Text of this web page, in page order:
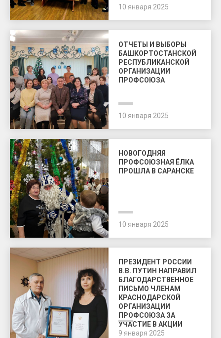
10 января 2025
ОТЧЕТЫ И ВЫБОРЫ
БАШКОРТОСТАНСКОЙ
РЕСПУБЛИКАНСКОЙ
ОРГАНИЗАЦИИ
ПРОФСОЮЗА
10 января 2025
НОВОГОДНЯЯ
ПРОФСОЮЗНАЯ ЁЛКА
ПРОШЛА В САРАНСКЕ
10 января 2025
ПРЕЗИДЕНТ РОССИИ
В.В. ПУТИН НАПРАВИЛ
БЛАГОДАРСТВЕННОЕ
ПИСЬМО ЧЛЕНАМ
КРАСНОДАРСКОЙ
ОРГАНИЗАЦИИ
ПРОФСОЮЗА ЗА
УЧАСТИЕ В АКЦИИ
«ПОКОЛЕНИЕ ДОБРА»
9 января 2025